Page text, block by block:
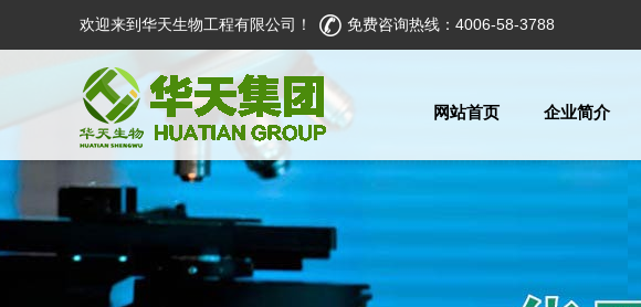
欢迎来到华天生物工程有限公司！ 免费咨询热线：4006-58-3788
网站首页 企业简介